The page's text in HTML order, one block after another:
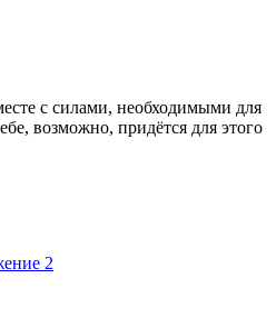
с силами, необходимыми для
возможно, придётся для этого